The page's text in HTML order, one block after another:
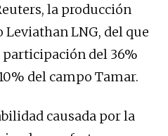
la producción
LNG, del que
del 36%
del campo Tamar.
causada por la